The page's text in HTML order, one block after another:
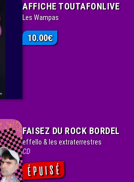
AFFICHE TOUTAFONLIVE
Les Wampas
10.00€
FAISEZ DU ROCK BORDEL
effello & les extraterrestres
CD